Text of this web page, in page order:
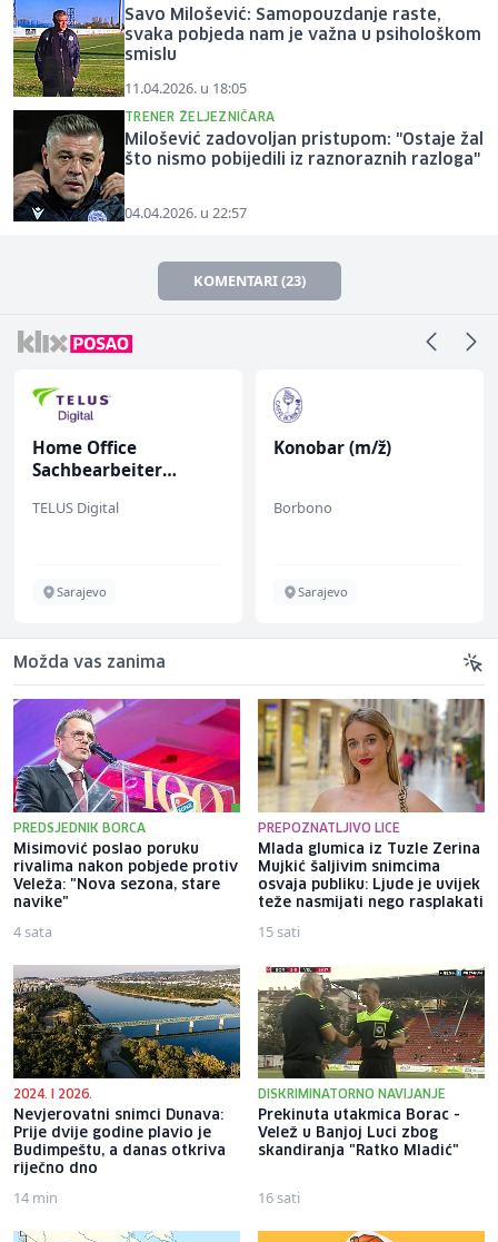
Savo Milošević: Samopouzdanje raste,
svaka pobjeda nam je važna u psihološkom
smislu
11.04.2026. u 18:05
TRENER ŽELJEZNIČARA
Milošević zadovoljan pristupom: "Ostaje žal
što nismo pobijedili iz raznoraznih razloga"
04.04.2026. u 22:57
KOMENTARI (23)
Home Office
Sachbearbeiter
bekannten deutschen
TELUS Digital
Sarajevo
Konobar (m/ž)
Borbono
Sarajevo
Možda vas zanima
PREDSJEDNIK BORCA
Misimović poslao poruku
rivalima nakon pobjede protiv
Veleža: "Nova sezona, stare
navike"
4 sata
PREPOZNATLJIVO LICE
Mlada glumica iz Tuzle Zerina
Mujkić šaljivim snimcima
osvaja publiku: Ljude je uvijek
teže nasmijati nego rasplakati
15 sati
2024. I 2026.
Nevjerovatni snimci Dunava:
Prije dvije godine plavio je
Budimpeštu, a danas otkriva
riječno dno
14 min
DISKRIMINATORNO NAVIJANJE
Prekinuta utakmica Borac -
Velež u Banjoj Luci zbog
skandiranja "Ratko Mladić"
16 sati